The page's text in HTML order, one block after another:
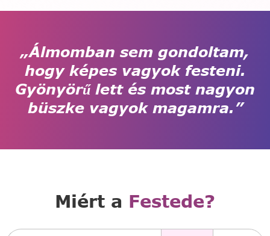
„Álmomban sem gondoltam,
hogy képes vagyok festeni.
Gyönyörű lett és most nagyon
büszke vagyok magamra.”
Miért a Festede?